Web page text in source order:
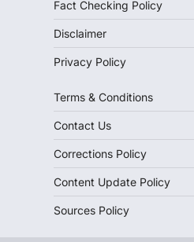
Fact Checking Policy
Disclaimer
Privacy Policy
Terms & Conditions
Contact Us
Corrections Policy
Content Update Policy
Sources Policy